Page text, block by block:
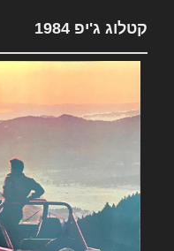
קטלוג ג'יפ 1984